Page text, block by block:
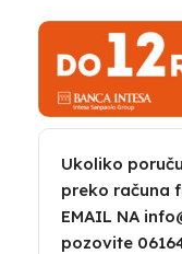
Ukoliko
preko računa
EMAIL NA
pozovite